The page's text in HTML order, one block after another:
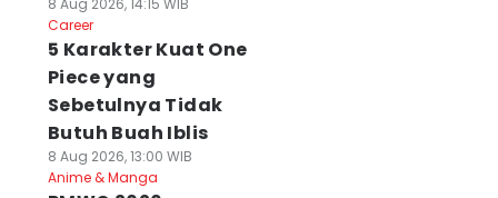
8 Aug 2026, 14:15 WIB
Career
5 Karakter Kuat One
Piece yang
Sebetulnya Tidak
Butuh Buah Iblis
8 Aug 2026, 13:00 WIB
Anime & Manga